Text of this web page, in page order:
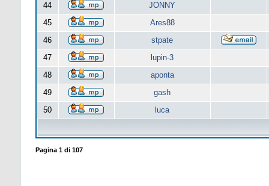
44
JONNY
45
Ares88
46
stpate
47
lupin-3
48
aponta
49
gash
50
luca
Pagina 1di 107